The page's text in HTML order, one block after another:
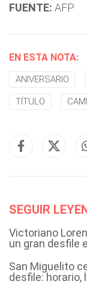
FUENTE: AFP
EN ESTA NOTA:
ANIVERSARIO
TÍTULO
SEGUIR
Victoriano
un gran desfile
San Miguelito
desfile: horario,